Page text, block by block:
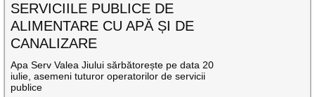
SERVICIILE PUBLICE DE
ALIMENTARE CU APĂ ȘI DE
CANALIZARE
Apa Serv Valea Jiului sărbătorește pe data 20
iulie, asemeni tuturor operatorilor de servicii
publice